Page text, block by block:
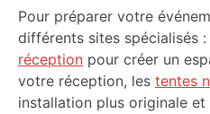
Pour préparer votre
différents sites spécialisés :
réception pour créer un
votre réception, les tentes
installation plus originale